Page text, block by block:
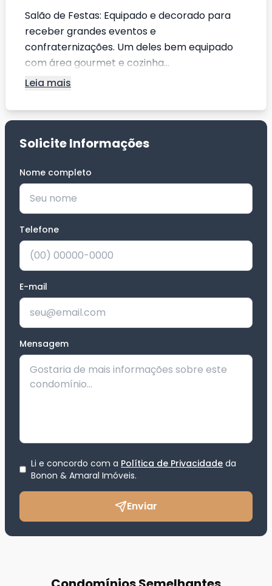
Salão de Festas: Equipado e decorado para
receber grandes eventos e
confraternizações. Um deles bem equipado
com área gourmet e cozinha...
Leia mais
Solicite Informações
Nome completo
Telefone
E-mail
Mensagem
Li e concordo com a Política de Privacidade da
Bonon & Amaral Imóveis.
Enviar